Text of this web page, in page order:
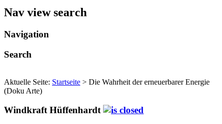
Nav view search
Navigation
Search
Aktuelle Seite: Startseite > Die Wahrheit der erneuerbarer Energie
(Doku Arte)
Windkraft Hüffenhardt